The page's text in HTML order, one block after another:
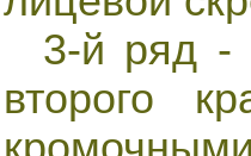
3-й ряд -
второго